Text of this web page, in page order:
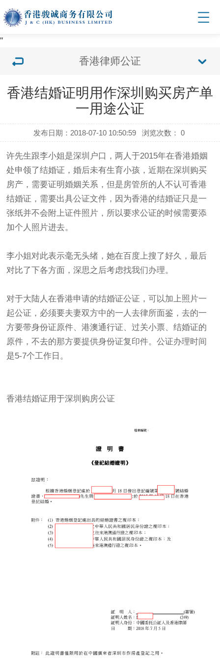
''
香港律师公证
香港结婚证明用作深圳购买房产单
一用途公证
发布日期：2018-07-10 10:50:59 浏览次数： 0
许先生跟李小姐是深圳户口，两人于2015年在香港婚姻
处申领了结婚证，婚后未有生育小孩，近期在深圳购买
房产，需要证明婚姻关系，但是房管所的人不认可香港
结婚证，需要出具公证文件，因为香港的结婚证只是一
张纸并不会附上证件照片，所以要求公证的时候需要添
加个人照片进去。
李小姐对此表示毫无头绪，她在百度上搜了好久，最后
对比了下各方面，深思之后考虑找我们办理。
对于大陆人在香港申请的结婚证公证，可以加上照片一
起公证，必须要夫妻双方中的一人去律所面鉴，去的一
方要带身份证原件、港澳通行证、过关小票、结婚证的
原件，不去的那方要提供身份证复印件。公证办理时间
是5-7个工作日。
香港结婚证用于深圳购房公证